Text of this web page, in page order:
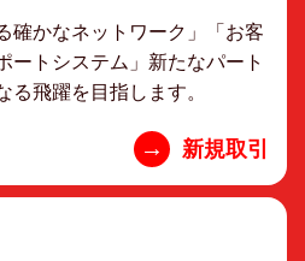
確かなネットワーク」「お客
ートシステム」新たなパート
る飛躍を目指します。
→ 新規取引